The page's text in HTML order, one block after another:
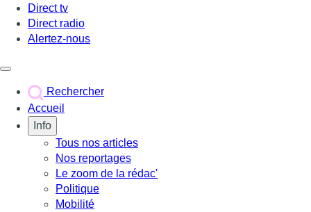
Direct tv
Direct radio
Alertez-nous
Rechercher
Accueil
Info
Tous nos articles
Nos reportages
Le zoom de la rédac'
Politique
Mobilité